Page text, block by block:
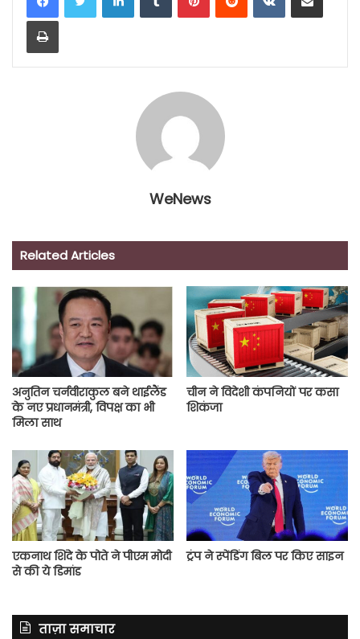
Print
WeNews
Related Articles
अनुतिन चर्नवीराकुल बने थाईलैंड
के नए प्रधानमंत्री, विपक्ष का भी
मिला साथ
चीन ने विदेशी कंपनियों पर कसा
शिकंजा
एकनाथ शिंदे के पोते ने पीएम मोदी
से की ये डिमांड
ट्रंप ने स्पेंडिंग बिल पर किए साइन
ताज़ा समाचार